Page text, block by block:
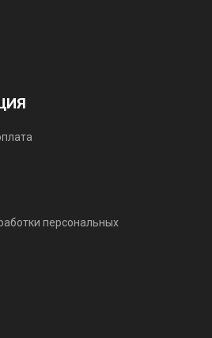
персональных